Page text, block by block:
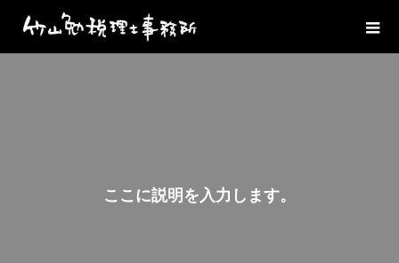
こ こ に説明 を 入 力 し ま す。